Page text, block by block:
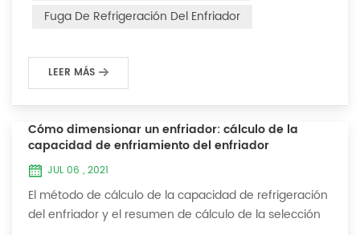
refrigeración del condensador y mantenga la válvul...
Fuga De Refrigeración Del Enfriador
LEER MÁS
Cómo dimensionar un enfriador: cálculo de la
capacidad de enfriamiento del enfriador
JUL 06 , 2021
El método de cálculo de la capacidad de refrigeración
del enfriador y el resumen de cálculo de la selección